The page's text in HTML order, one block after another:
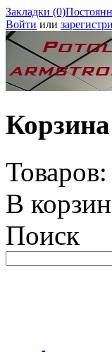
Закладки (0)
Войти или
В
Поиск